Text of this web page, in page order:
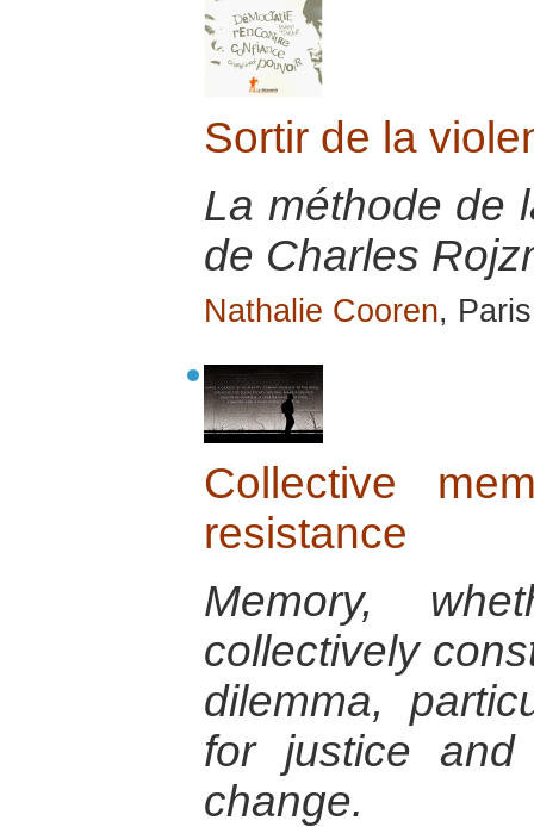
Sortir de la
La méthode de
de Charles
Nathalie Cooren,
Collective
resistance
Memory,
collectively
dilemma,
for justice
change.